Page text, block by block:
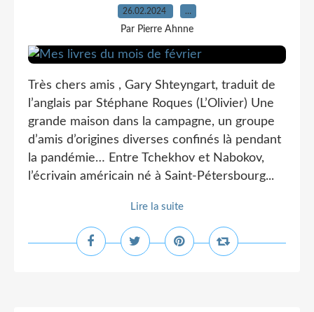
26.02.2024 …
Par Pierre Ahnne
Très chers amis , Gary Shteyngart, traduit de
l’anglais par Stéphane Roques (L’Olivier) Une
grande maison dans la campagne, un groupe
d’amis d’origines diverses confinés là pendant
la pandémie… Entre Tchekhov et Nabokov,
l’écrivain américain né à Saint-Pétersbourg...
Lire la suite